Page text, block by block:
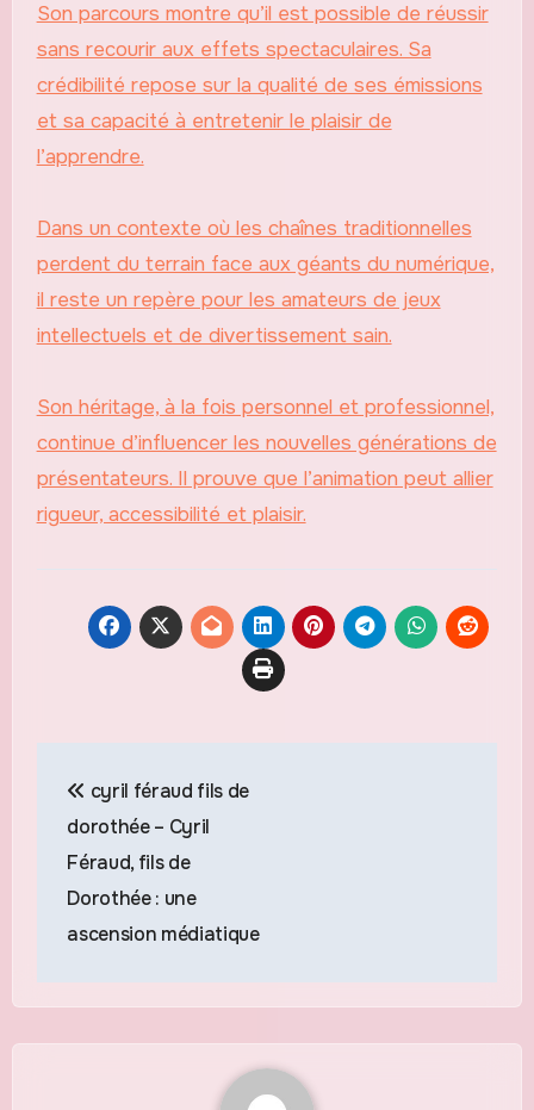
Son parcours montre qu’il est possible de réussir
sans recourir aux effets spectaculaires. Sa
crédibilité repose sur la qualité de ses émissions
et sa capacité à entretenir le plaisir de
l’apprendre.
Dans un contexte où les chaînes traditionnelles
perdent du terrain face aux géants du numérique,
il reste un repère pour les amateurs de jeux
intellectuels et de divertissement sain.
Son héritage, à la fois personnel et professionnel,
continue d’influencer les nouvelles générations de
présentateurs. Il prouve que l’animation peut allier
rigueur, accessibilité et plaisir.
de
l’article
cyril féraud fils de
dorothée – Cyril
Féraud, fils de
Dorothée : une
ascension médiatique